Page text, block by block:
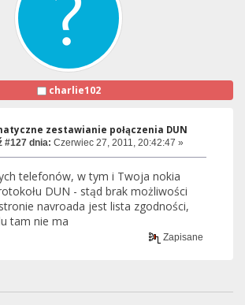
charlie102
zestawianie połączenia DUN
#127 dnia: Czerwiec 27, 2011, 20:42:47 »
telefonów, w tym i Twoja nokia
DUN - stąd brak możliwości
navroada jest lista zgodności,
tam nie ma
Zapisane